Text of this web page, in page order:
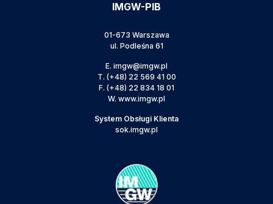
IMGW-PIB
01-673 Warszawa
ul. Podleśna 61
E. imgw@imgw.pl
T. (+48) 22 569 41 00
F. (+48) 22 834 18 01
W. www.imgw.pl
System Obsługi Klienta
sok.imgw.pl